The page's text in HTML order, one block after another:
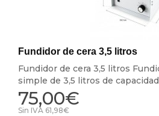
Fundidor de cera 3,5 litros
Fundidor de cera 3,5 litros
simple de 3,5 litros de
75,00€
Sin IVA 61,98€